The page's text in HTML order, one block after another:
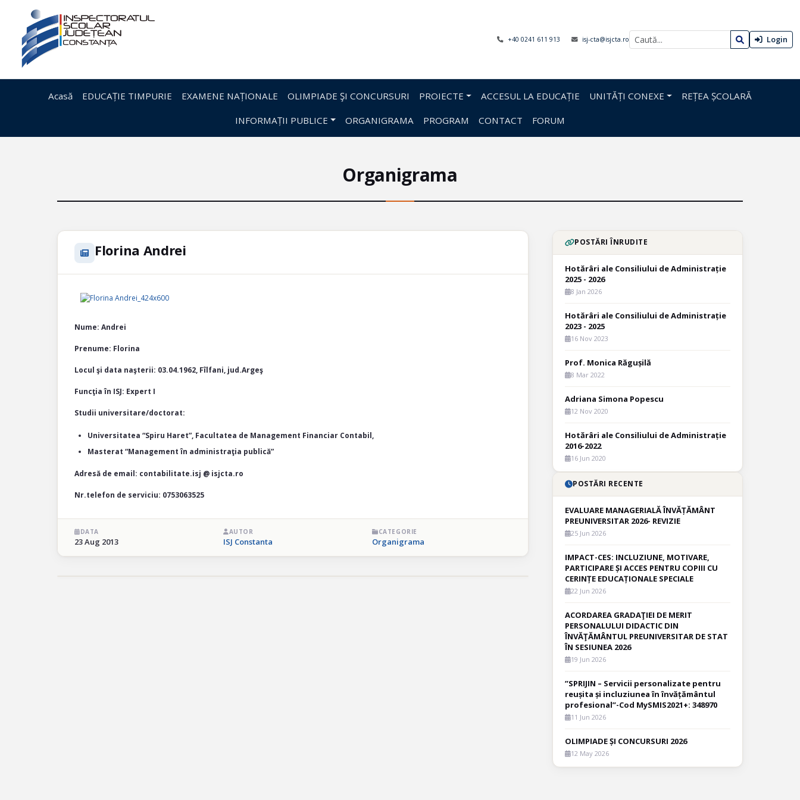
+40 0241 611 913 isj-cta@isjcta.ro Login
Acasă EDUCAȚIE TIMPURIE EXAMENE NAȚIONALE OLIMPIADE ŞI CONCURSURI PROIECTE ACCESUL LA EDUCAȚIE UNITĂȚI CONEXE REȚEA ȘCOLARĂ
INFORMAȚII PUBLICE ORGANIGRAMA PROGRAM CONTACT FORUM
Organigrama
Florina Andrei
Nume: Andrei
Prenume: Florina
Locul şi data naşterii: 03.04.1962, Fîlfani, jud.Argeş
Funcţia în ISJ: Expert I
Studii universitare/doctorat:
Universitatea “Spiru Haret”, Facultatea de Management Financiar Contabil,
Masterat “Management în administraţia publică”
Adresă de email: contabilitate.isj @ isjcta.ro
Nr.telefon de serviciu: 0753063525
DATA
23 Aug 2013
AUTOR
ISJ Constanta
CATEGORIE
Organigrama
POSTĂRI ÎNRUDITE
Hotărâri ale Consiliului de Administrație
2025 - 2026
8 Jan 2026
Hotărâri ale Consiliului de Administrație
2023 - 2025
16 Nov 2023
Prof. Monica Răgușilă
8 Mar 2022
Adriana Simona Popescu
12 Nov 2020
Hotărâri ale Consiliului de Administrație
2016-2022
16 Jun 2020
POSTĂRI RECENTE
EVALUARE MANAGERIALĂ ÎNVĂȚĂMÂNT
PREUNIVERSITAR 2026- REVIZIE
25 Jun 2026
IMPACT-CES: INCLUZIUNE, MOTIVARE,
PARTICIPARE ȘI ACCES PENTRU COPIII CU
CERINȚE EDUCAȚIONALE SPECIALE
22 Jun 2026
ACORDAREA GRADAŢIEI DE MERIT
PERSONALULUI DIDACTIC DIN
ÎNVĂŢĂMÂNTUL PREUNIVERSITAR DE STAT
ÎN SESIUNEA 2026
19 Jun 2026
”SPRIJIN – Servicii personalizate pentru
reușita și incluziunea în învățământul
profesional”-Cod MySMIS2021+: 348970
11 Jun 2026
OLIMPIADE ȘI CONCURSURI 2026
12 May 2026